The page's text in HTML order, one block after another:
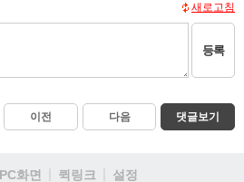
새로고침
등록
이전 다음 댓글보기
PC화면 퀵링크
설정